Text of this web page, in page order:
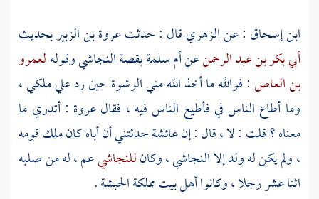
ابن إسحاق : عنالزهريقال : حدثتعروة بن الزبيربحديث
أبي بكر بن عبد الرحمنعنأم سلمةبقصةالنجاشيوقولهلعمرو
بن العاص: فوالله ما أخذ الله مني الرشوة حين رد علي ملكي ،
وما أطاع الناس في فأطيع الناس فيه ، فقالعروة : أتدري ما
معناه ؟ قلت : لا ، قال : إنعائشةحدثتني أن أباه كان ملك قومه
، ولم يكن له ولد إلاالنجاشي، وكانللنجاشيعم ، له من صلبه
اثنا عشر رجلا ، وكانوا أهل بيت مملكةالحبشة.